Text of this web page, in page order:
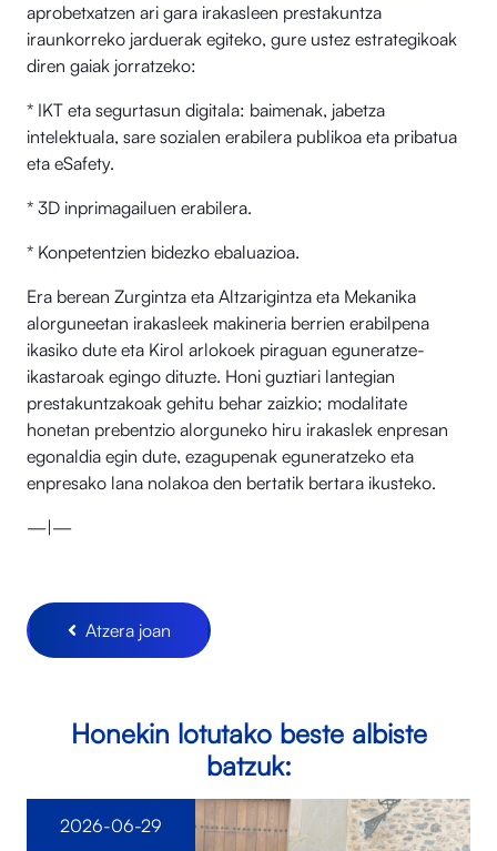
aprobetxatzen ari gara irakasleen prestakuntza
iraunkorreko jarduerak egiteko, gure ustez estrategikoak
diren gaiak jorratzeko:
* IKT eta segurtasun digitala: baimenak, jabetza
intelektuala, sare sozialen erabilera publikoa eta pribatua
eta eSafety.
* 3D inprimagailuen erabilera.
* Konpetentzien bidezko ebaluazioa.
Era berean Zurgintza eta Altzarigintza eta Mekanika
alorguneetan irakasleek makineria berrien erabilpena
ikasiko dute eta Kirol arlokoek piraguan eguneratze-
ikastaroak egingo dituzte. Honi guztiari lantegian
prestakuntzakoak gehitu behar zaizkio; modalitate
honetan prebentzio alorguneko hiru irakaslek enpresan
egonaldia egin dute, ezagupenak eguneratzeko eta
enpresako lana nolakoa den bertatik bertara ikusteko.
—|—
Atzera joan
Honekin lotutako beste albiste
batzuk:
2026-06-29